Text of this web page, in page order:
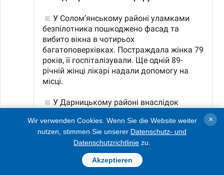
Wir verwenden Cookies. Wenn Sie die Website weiter
nutzen, stimmen Sie unserer Datenschutz- und
Datenschutzrichtlinie zu.
Akzeptieren
×